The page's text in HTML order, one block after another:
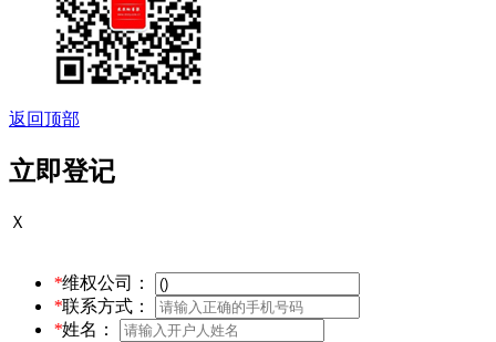
返回顶部
立即登记
Ｘ
*维权公司：
*联系方式：
*姓名：